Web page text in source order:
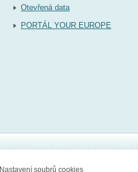
Otevřená data
PORTÁL YOUR EUROPE
Nastavení soubrů cookies